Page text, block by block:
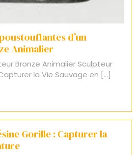
d’un
Animalier
Bronze Animalier Sculpteur
la Vie Sauvage en [...]
Gorille : Capturer la